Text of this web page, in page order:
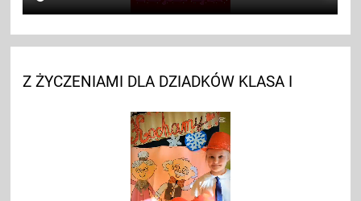
Z ŻYCZENIAMI DLA DZIADKÓW KLASA I